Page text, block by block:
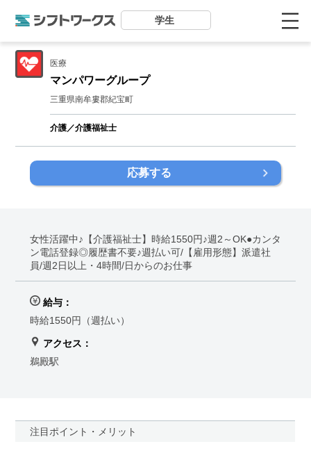
学生
医療
マンパワーグループ
三重県南牟婁郡紀宝町
介護／介護福祉士
応募する
女性活躍中♪【介護福祉士】時給1550円♪週2～OK●カンタ
ン電話登録◎履歴書不要♪週払い可/【雇用形態】派遣社
員/週2日以上・4時間/日からのお仕事
給与：
時給1550円（週払い）
アクセス：
鵜殿駅
注目ポイント・メリット